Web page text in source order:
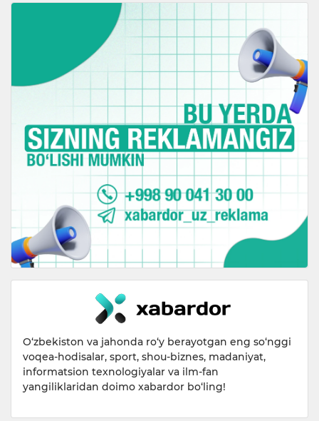
O‘zbekiston va jahonda ro‘y berayotgan eng so‘nggi
voqea-hodisalar, sport, shou-biznes, madaniyat,
informatsion texnologiyalar va ilm-fan
yangiliklaridan doimo xabardor bo‘ling!